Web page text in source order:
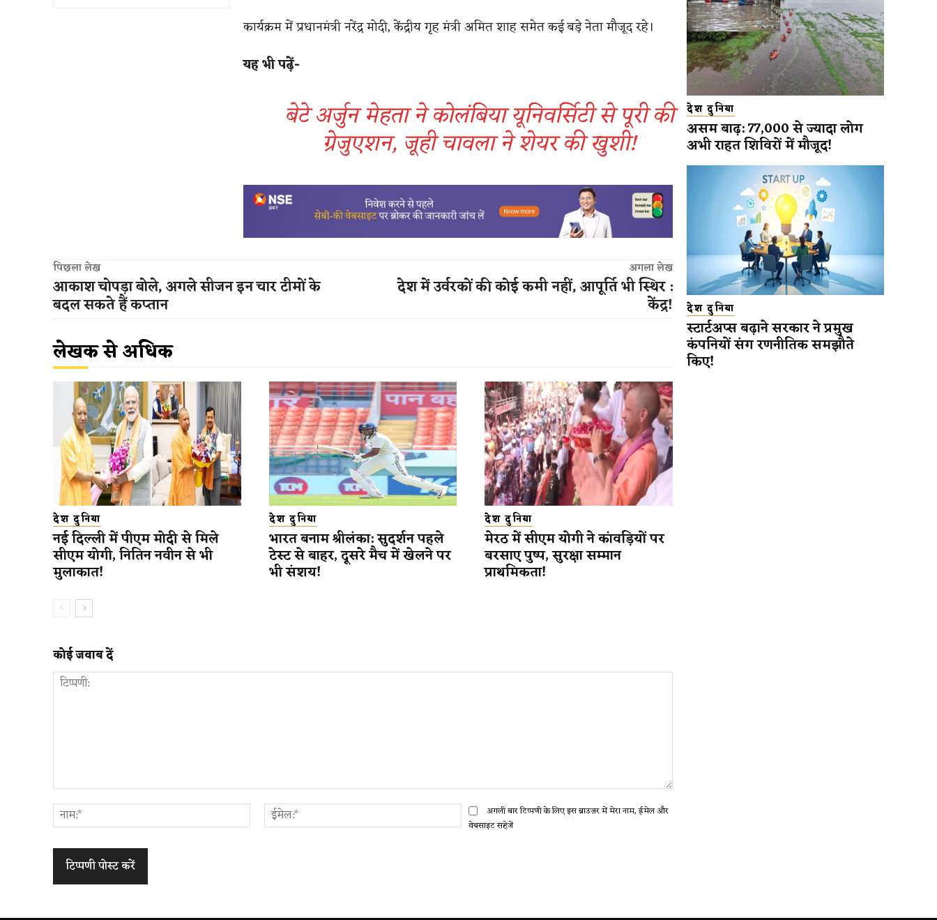
कार्यक्रम में प्रधानमंत्री नरेंद्र मोदी, केंद्रीय गृह मंत्री अमित शाह समेत कई बड़े नेता मौजूद रहे।
यह भी पढ़ें-
बेटे अर्जुन मेहता ने कोलंबिया यूनिवर्सिटी से पूरी की
ग्रेजुएशन, जूही चावला ने शेयर की खुशी!
पिछला लेख
आकाश चोपड़ा बोले, अगले सीजन इन चार टीमों के
बदल सकते हैं कप्तान
अगला लेख
देश में उर्वरकों की कोई कमी नहीं, आपूर्ति भी स्थिर :
केंद्र!
लेखक से अधिक
देश दुनिया
नई दिल्ली में पीएम मोदी से मिले
सीएम योगी, नितिन नवीन से भी
मुलाकात!
देश दुनिया
भारत बनाम श्रीलंका: सुदर्शन पहले
टेस्ट से बाहर, दूसरे मैच में खेलने पर
भी संशय!
देश दुनिया
मेरठ में सीएम योगी ने कांवड़ियों पर
बरसाए पुष्प, सुरक्षा सम्मान
प्राथमिकता!
कोई जवाब दें
नाम:*
ईमेल:*अगली बार टिप्पणी के लिए इस ब्राउज़र में मेरा नाम, ईमेल और
वेबसाइट सहेजें
देश दुनिया
असम बाढ़: 77,000 से ज्यादा लोग
अभी राहत शिविरों में मौजूद!
देश दुनिया
स्टार्टअप्स बढ़ाने सरकार ने प्रमुख
कंपनियों संग रणनीतिक समझौते
किए!